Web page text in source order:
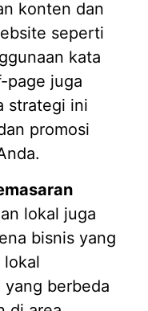
konten dan
seperti
kata
page juga
strategi ini
promosi
lokal juga
bisnis yang
lokal
berbeda